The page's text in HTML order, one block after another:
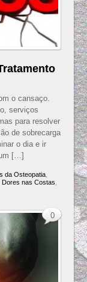
o cansaço.
serviços
para resolver
de sobrecarga
o dia e ir
[…]
da Osteopatia,
Dores nas Costas
0